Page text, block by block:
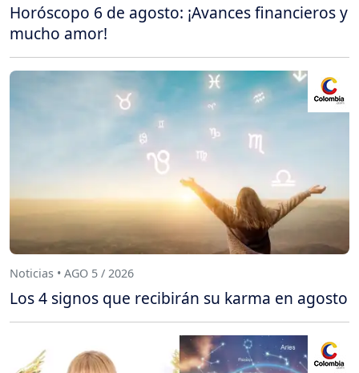
Horóscopo 6 de agosto: ¡Avances financieros y
mucho amor!
Noticias • AGO 5 / 2026
Los 4 signos que recibirán su karma en agosto